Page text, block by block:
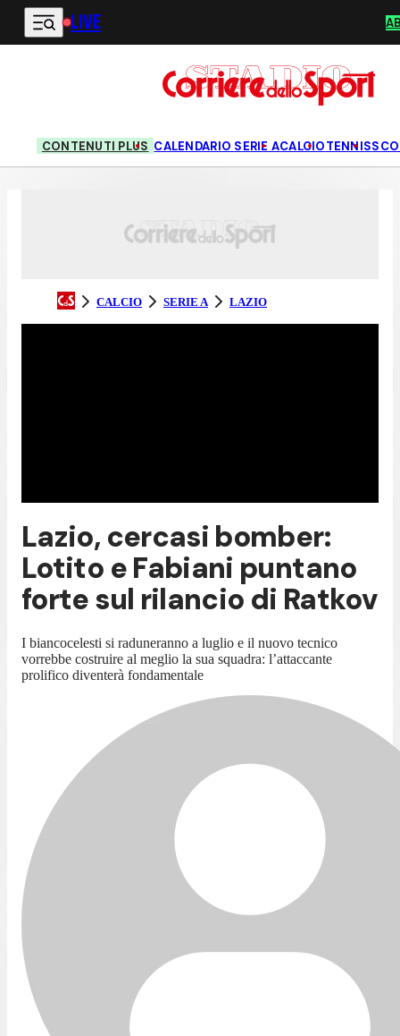
Vai al contenuto principale
LIVE
CONTENUTI PLUS CALENDARIO SERIE ACALCIOTENNIS
CALCIO SERIE A LAZIO
Lazio, cercasi bomber:
Lotito e Fabiani puntano
forte sul rilancio di Ratkov
I biancocelesti si raduneranno a luglio e il nuovo tecnico
vorrebbe costruire al meglio la sua squadra: l’attaccante
prolifico diventerà fondamentale